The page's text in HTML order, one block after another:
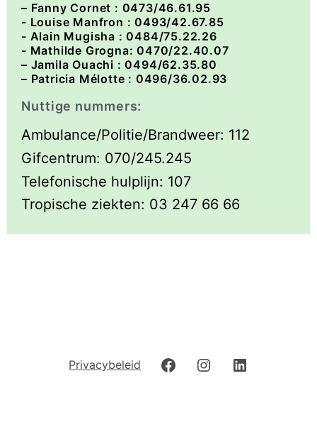
– Fanny Cornet : 0473/46.61.95
- Louise Manfron : 0493/42.67.85
- Alain Mugisha : 0484/75.22.26
- Mathilde Grogna: 0470/22.40.07
– Jamila Ouachi : 0494/62.35.80
– Patricia Mélotte : 0496/36.02.93
Nuttige nummers:
Ambulance/Politie/Brandweer: 112
Gifcentrum: 070/245.245
Telefonische hulplijn: 107
Tropische ziekten: 03 247 66 66
Privacybeleid